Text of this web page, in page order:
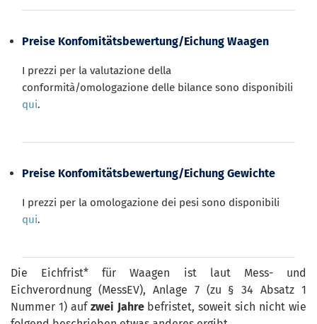
Preise Konfomitätsbewertung/Eichung Waagen
I prezzi per la valutazione della
conformità/omologazione delle bilance sono disponibili
qui.
Preise Konfomitätsbewertung/Eichung Gewichte
I prezzi per la omologazione dei pesi sono disponibili
qui.
Die Eichfrist* für Waagen ist laut Mess- und
Eichverordnung (MessEV), Anlage 7 (zu § 34 Absatz 1
Nummer 1) auf zwei Jahrebefristet, soweit sich nicht wie